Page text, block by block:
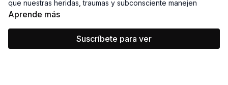
que nuestras heridas, traumas y subconsciente manejen
nuestra vida, permitiéndote mover desde tu
Aprende más
Suscríbete para ver